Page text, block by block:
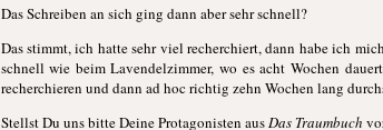
Das Schreiben an sich ging dann aber sehr schnell?
Das stimmt, ich hatte sehr viel recherchiert, dann habe ich
schnell wie beim Lavendelzimmer, wo es acht Wochen
recherchieren und dann ad hoc richtig zehn Wochen lang
Stellst Du uns bitte Deine Protagonisten ausDas Traumbuch